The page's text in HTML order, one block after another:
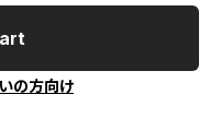
の方向け